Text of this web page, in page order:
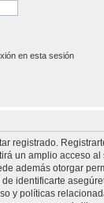
en esta sesión
registrado.
un amplio acceso al
además otorgar
identificarte
y políticas